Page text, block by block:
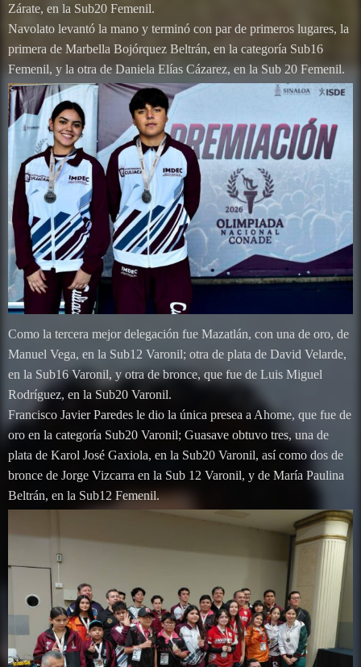
Zárate, en la Sub20 Femenil.
Navolato levantó la mano y terminó con par de primeros lugares, la
primera de Marbella Bojórquez Beltrán, en la categoría Sub16
Femenil, y la otra de Daniela Elías Cázarez, en la Sub 20 Femenil.
Como la tercera mejor delegación fue Mazatlán, con una de oro, de
Manuel Vega, en la Sub12 Varonil; otra de plata de David Velarde,
en la Sub16 Varonil, y otra de bronce, que fue de Luis Miguel
Rodríguez, en la Sub20 Varonil.
Francisco Javier Paredes le dio la única presea a Ahome, que fue de
oro en la categoría Sub20 Varonil; Guasave obtuvo tres, una de
plata de Karol José Gaxiola, en la Sub20 Varonil, así como dos de
bronce de Jorge Vizcarra en la Sub 12 Varonil, y de María Paulina
Beltrán, en la Sub12 Femenil.